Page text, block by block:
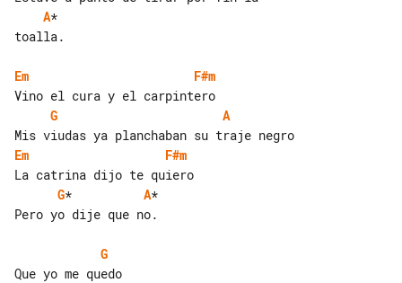
A*
toalla.
Em
F#m
G
A
Em
F#m
G* A*
Pero yo dije que no.
G